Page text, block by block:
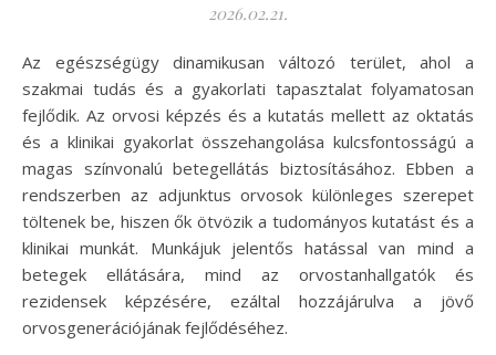
2026.02.21.
Az egészségügy dinamikusan változó terület, ahol a
szakmai tudás és a gyakorlati tapasztalat folyamatosan
fejlődik. Az orvosi képzés és a kutatás mellett az oktatás
és a klinikai gyakorlat összehangolása kulcsfontosságú a
magas színvonalú betegellátás biztosításához. Ebben a
rendszerben az adjunktus orvosok különleges szerepet
töltenek be, hiszen ők ötvözik a tudományos kutatást és a
klinikai munkát. Munkájuk jelentős hatással van mind a
betegek ellátására, mind az orvostanhallgatók és
rezidensek képzésére, ezáltal hozzájárulva a jövő
orvosgenerációjának fejlődéséhez.